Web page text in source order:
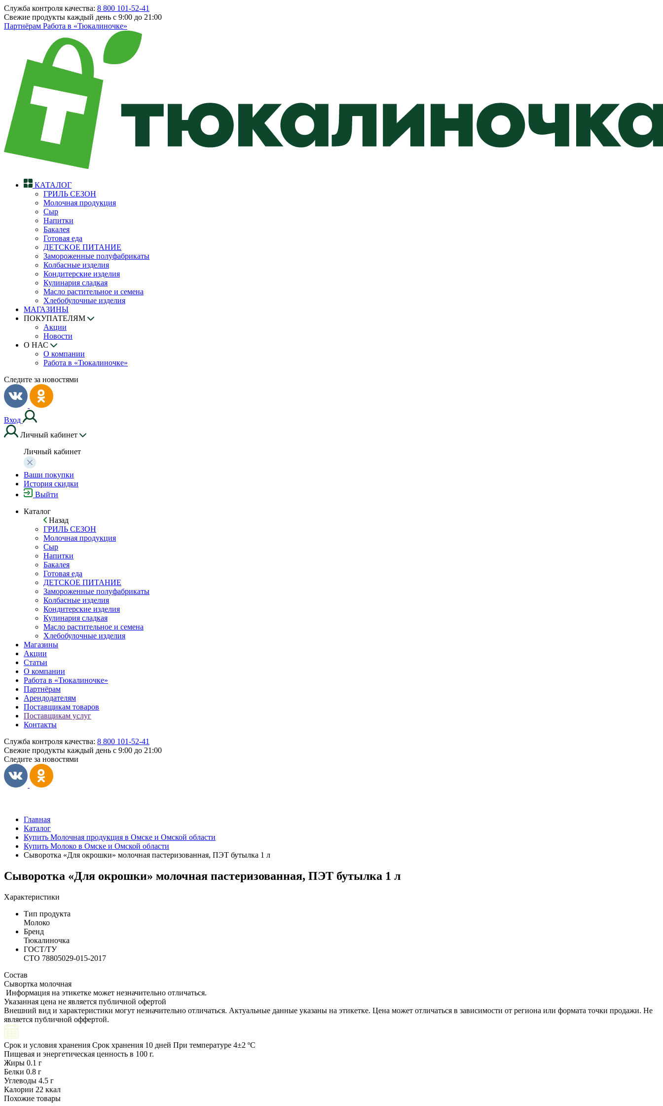
Служба контроля качества: 8 800 101-52-41
Свежие продукты каждый день с 9:00 до 21:00
Партнёрам Работа в «Тюкалиночке»
КАТАЛОГ
ГРИЛЬ СЕЗОН
Молочная продукция
Сыр
Напитки
Бакалея
Готовая еда
ДЕТСКОЕ ПИТАНИЕ
Замороженные полуфабрикаты
Колбасные изделия
Кондитерские изделия
Кулинария сладкая
Масло растительное и семена
Хлебобулочные изделия
МАГАЗИНЫ
ПОКУПАТЕЛЯМ
Акции
Новости
О НАС
О компании
Работа в «Тюкалиночке»
Следите за новостями
Вход
Личный кабинет
Личный кабинет
Ваши покупки
История скидки
Выйти
Каталог
Назад
ГРИЛЬ СЕЗОН
Молочная продукция
Сыр
Напитки
Бакалея
Готовая еда
ДЕТСКОЕ ПИТАНИЕ
Замороженные полуфабрикаты
Колбасные изделия
Кондитерские изделия
Кулинария сладкая
Масло растительное и семена
Хлебобулочные изделия
Магазины
Акции
Статьи
О компании
Работа в «Тюкалиночке»
Партнёрам
Арендодателям
Поставщикам товаров
Поставщикам услуг
Контакты
Служба контроля качества: 8 800 101-52-41
Свежие продукты каждый день с 9:00 до 21:00
Следите за новостями
Главная
Каталог
Купить Молочная продукция в Омске и Омской области
Купить Молоко в Омске и Омской области
Сыворотка «Для окрошки» молочная пастеризованная, ПЭТ бутылка 1 л
Сыворотка «Для окрошки» молочная пастеризованная, ПЭТ бутылка 1 л
Характеристики
Тип продукта
Молоко
Бренд
Тюкалиночка
ГОСТ/ТУ
СТО 78805029-015-2017
Состав
Сывортка молочная
Информация на этикетке может незначительно отличаться.
Указанная цена не является публичной офертой
Внешний вид и характеристики могут незначительно отличаться. Актуальные данные указаны на этикетке. Цена может отличаться в зависимости от региона или формата точки продажи. Не
является публичной оффертой.
Срок и условия хранения Срок хранения 10 дней При температуре 4±2 ºС
Пищевая и энергетическая ценность в 100 г.
Жиры 0.1 г
Белки 0.8 г
Углеводы 4.5 г
Калории 22 ккал
Похожие товары